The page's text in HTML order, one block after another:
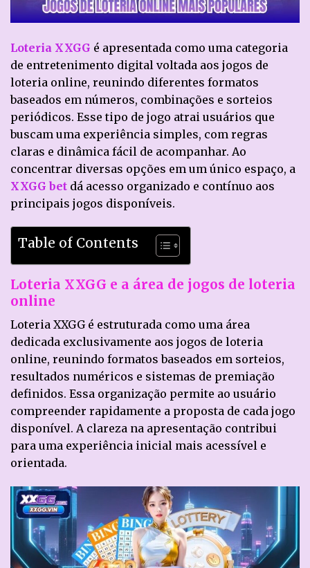
Loteria XXGG é apresentada como uma categoria
de entretenimento digital voltada aos jogos de
loteria online, reunindo diferentes formatos
baseados em números, combinações e sorteios
periódicos. Esse tipo de jogo atrai usuários que
buscam uma experiência simples, com regras
claras e dinâmica fácil de acompanhar. Ao
concentrar diversas opções em um único espaço, a
XXGG bet dá acesso organizado e contínuo aos
principais jogos disponíveis.
Table of Contents
Loteria XXGG e a área de jogos de loteria
online
Loteria XXGG é estruturada como uma área
dedicada exclusivamente aos jogos de loteria
online, reunindo formatos baseados em sorteios,
resultados numéricos e sistemas de premiação
definidos. Essa organização permite ao usuário
compreender rapidamente a proposta de cada jogo
disponível. A clareza na apresentação contribui
para uma experiência inicial mais acessível e
orientada.